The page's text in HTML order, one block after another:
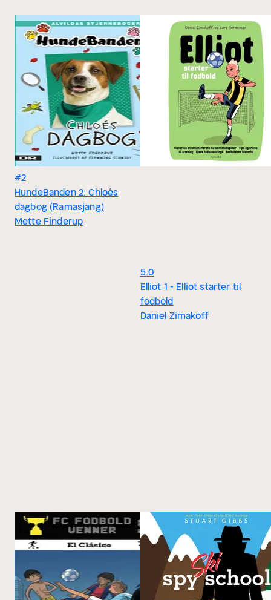
#2
HundeBanden 2: Chloés
dagbog (Ramasjang)
Mette Finderup
5.0
Elliot 1 - Elliot starter til
fodbold
Daniel Zimakoff